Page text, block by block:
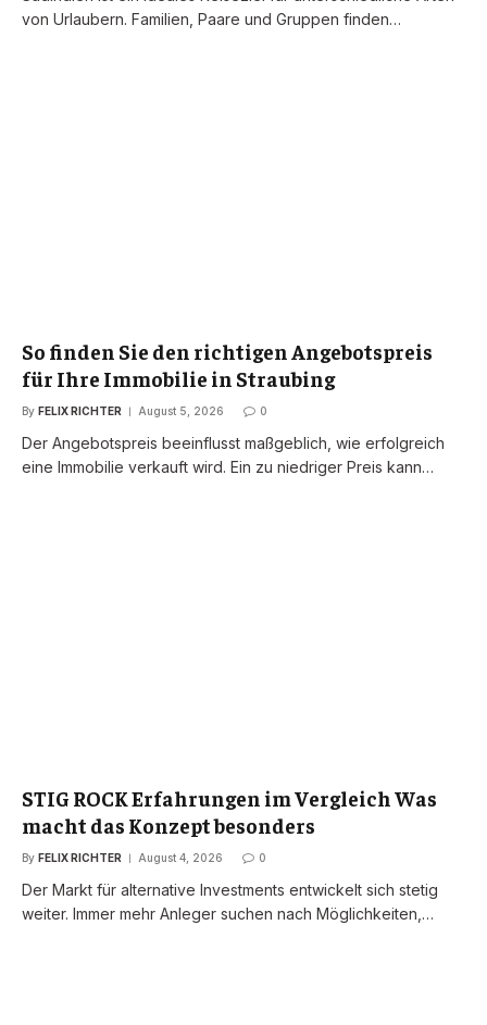
von Urlaubern. Familien, Paare und Gruppen finden…
So finden Sie den richtigen Angebotspreis
für Ihre Immobilie in Straubing
By FELIX RICHTER August 5, 2026 0
Der Angebotspreis beeinflusst maßgeblich, wie erfolgreich
eine Immobilie verkauft wird. Ein zu niedriger Preis kann…
STIG ROCK Erfahrungen im Vergleich Was
macht das Konzept besonders
By FELIX RICHTER August 4, 2026 0
Der Markt für alternative Investments entwickelt sich stetig
weiter. Immer mehr Anleger suchen nach Möglichkeiten,…